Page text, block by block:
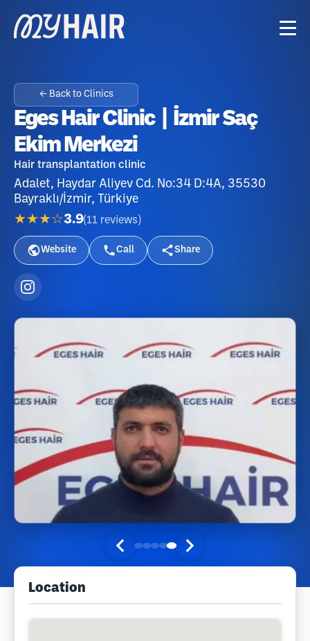
← Back to Clinics
Eges Hair Clinic | İzmir Saç
Ekim Merkezi
Hair transplantation clinic
Adalet, Haydar Aliyev Cd. No:34 D:4A, 35530
Bayraklı/İzmir, Türkiye
★★★☆3.9(11 reviews )
Website Call Share
Location